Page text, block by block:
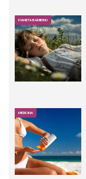
PIANETA BAMBINO
MEDICINA